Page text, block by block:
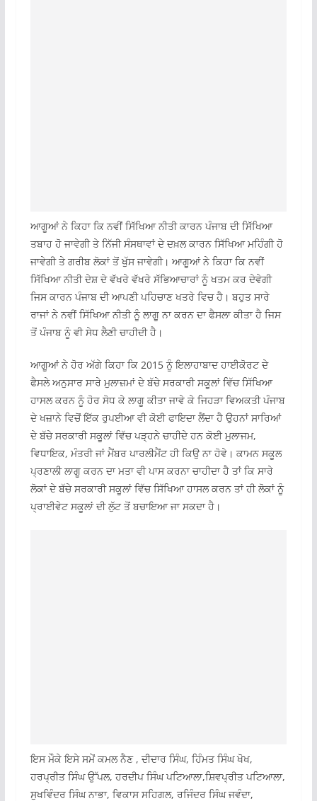
ਆਗੂਆਂ ਨੇ ਕਿਹਾ ਕਿ ਨਵੀਂ ਸਿੱਖਿਆ ਨੀਤੀ ਕਾਰਨ ਪੰਜਾਬ ਦੀ ਸਿੱਖਿਆ
ਤਬਾਹ ਹੋ ਜਾਵੇਗੀ ਤੇ ਨਿੱਜੀ ਸੰਸਥਾਵਾਂ ਦੇ ਦਖ਼ਲ ਕਾਰਨ ਸਿੱਖਿਆ ਮਹਿੰਗੀ ਹੋ
ਜਾਵੇਗੀ ਤੇ ਗਰੀਬ ਲੋਕਾਂ ਤੋਂ ਖੁੱਸ ਜਾਵੇਗੀ। ਆਗੂਆਂ ਨੇ ਕਿਹਾ ਕਿ ਨਵੀਂ
ਸਿੱਖਿਆ ਨੀਤੀ ਦੇਸ਼ ਦੇ ਵੱਖਰੇ ਵੱਖਰੇ ਸੱਭਿਆਚਾਰਾਂ ਨੂੰ ਖਤਮ ਕਰ ਦੇਵੇਗੀ
ਜਿਸ ਕਾਰਨ ਪੰਜਾਬ ਦੀ ਆਪਣੀ ਪਹਿਚਾਣ ਖਤਰੇ ਵਿਚ ਹੈ। ਬਹੁਤ ਸਾਰੇ
ਰਾਜਾਂ ਨੇ ਨਵੀਂ ਸਿੱਖਿਆ ਨੀਤੀ ਨੂੰ ਲਾਗੂ ਨਾ ਕਰਨ ਦਾ ਫੈਸਲਾ ਕੀਤਾ ਹੈ ਜਿਸ
ਤੋਂ ਪੰਜਾਬ ਨੂੰ ਵੀ ਸੇਧ ਲੈਣੀ ਚਾਹੀਦੀ ਹੈ।
ਆਗੂਆਂ ਨੇ ਹੋਰ ਅੱਗੇ ਕਿਹਾ ਕਿ 2015 ਨੂੰ ਇਲਾਹਾਬਾਦ ਹਾਈਕੋਰਟ ਦੇ
ਫੈਸਲੇ ਅਨੁਸਾਰ ਸਾਰੇ ਮੁਲਾਜ਼ਮਾਂ ਦੇ ਬੱਚੇ ਸਰਕਾਰੀ ਸਕੂਲਾਂ ਵਿੱਚ ਸਿੱਖਿਆ
ਹਾਸਲ ਕਰਨ ਨੂੰ ਹੋਰ ਸੋਧ ਕੇ ਲਾਗੂ ਕੀਤਾ ਜਾਵੇ ਕੇ ਜਿਹੜਾ ਵਿਅਕਤੀ ਪੰਜਾਬ
ਦੇ ਖਜ਼ਾਨੇ ਵਿਚੋਂ ਇੱਕ ਰੁਪਈਆ ਵੀ ਕੋਈ ਫਾਇਦਾ ਲੈਂਦਾ ਹੈ ਉਹਨਾਂ ਸਾਰਿਆਂ
ਦੇ ਬੱਚੇ ਸਰਕਾਰੀ ਸਕੂਲਾਂ ਵਿੱਚ ਪੜ੍ਹਨੇ ਚਾਹੀਦੇ ਹਨ ਕੋਈ ਮੁਲਾਜਮ,
ਵਿਧਾਇਕ, ਮੰਤਰੀ ਜਾਂ ਮੈਂਬਰ ਪਾਰਲੀਮੈਂਟ ਹੀ ਕਿਉ ਨਾ ਹੋਵੇ। ਕਾਮਨ ਸਕੂਲ
ਪ੍ਰਣਾਲੀ ਲਾਗੂ ਕਰਨ ਦਾ ਮਤਾ ਵੀ ਪਾਸ ਕਰਨਾ ਚਾਹੀਦਾ ਹੈ ਤਾਂ ਕਿ ਸਾਰੇ
ਲੋਕਾਂ ਦੇ ਬੱਚੇ ਸਰਕਾਰੀ ਸਕੂਲਾਂ ਵਿੱਚ ਸਿੱਖਿਆ ਹਾਸਲ ਕਰਨ ਤਾਂ ਹੀ ਲੋਕਾਂ ਨੂੰ
ਪ੍ਰਾਈਵੇਟ ਸਕੂਲਾਂ ਦੀ ਲੁੱਟ ਤੋਂ ਬਚਾਇਆ ਜਾ ਸਕਦਾ ਹੈ।
ਇਸ ਮੌਕੇ ਇਸੇ ਸਮੇਂ ਕਮਲ ਨੈਣ , ਦੀਦਾਰ ਸਿੰਘ, ਹਿੰਮਤ ਸਿੰਘ ਖੋਖ,
ਹਰਪ੍ਰੀਤ ਸਿੰਘ ਉੱਪਲ, ਹਰਦੀਪ ਸਿੰਘ ਪਟਿਆਲਾ,ਸ਼ਿਵਪ੍ਰੀਤ ਪਟਿਆਲਾ,
ਸੁਖਵਿੰਦਰ ਸਿੰਘ ਨਾਭਾ, ਵਿਕਾਸ ਸਹਿਗਲ, ਰਜਿੰਦਰ ਸਿੰਘ ਜਵੰਦਾ,